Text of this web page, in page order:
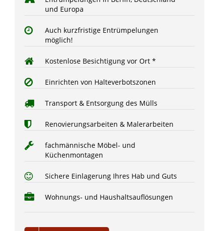
und Europa
Auch kurzfristige Entrümpelungen
möglich!
Kostenlose Besichtigung vor Ort *
Einrichten von Halteverbotszonen
Transport & Entsorgung des Mülls
Renovierungsarbeiten & Malerarbeiten
fachmännische Möbel- und
Küchenmontagen
Sichere Einlagerung Ihres Hab und Guts
Wohnungs- und Haushaltsauflösungen